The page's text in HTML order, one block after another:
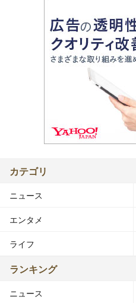
カテゴリ
ニュース
エンタメ
ライフ
ランキング
ニュース